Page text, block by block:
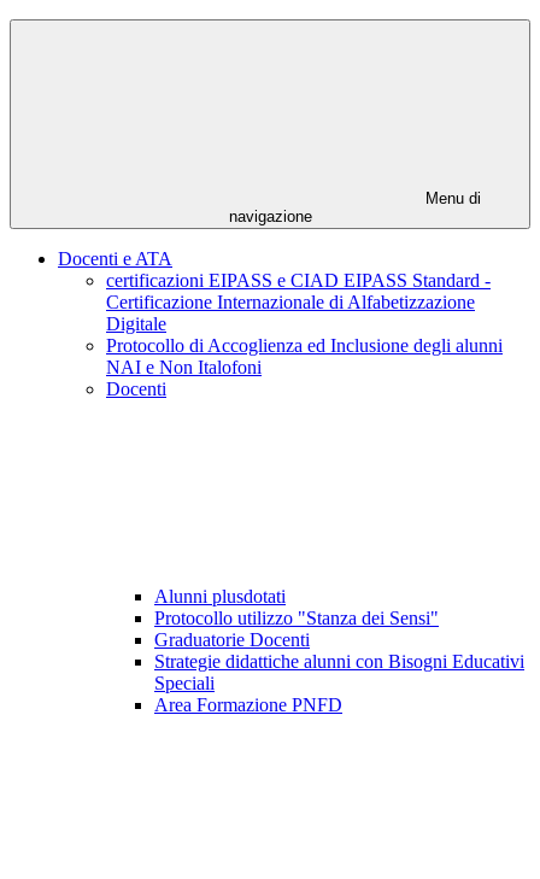
Menu di
navigazione
Docenti e ATA
certificazioni EIPASS e CIAD EIPASS Standard -
Certificazione Internazionale di Alfabetizzazione
Digitale
Protocollo di Accoglienza ed Inclusione degli alunni
NAI e Non Italofoni
Docenti
Alunni plusdotati
Protocollo utilizzo "Stanza dei Sensi"
Graduatorie Docenti
Strategie didattiche alunni con Bisogni Educativi
Speciali
Area Formazione PNFD